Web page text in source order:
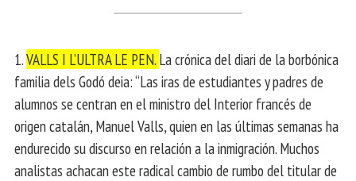
1.VALLS I L’ULTRA LE PEN. La crónica del diari de la borbónica
familia dels Godó deia: “Las iras de estudiantes y padres de
alumnos se centran en el ministro del Interior francés de
origen catalán, Manuel Valls, quien en las últimas semanas ha
endurecido su discurso en relación a la inmigración. Muchos
analistas achacan este radical cambio de rumbo del titular de